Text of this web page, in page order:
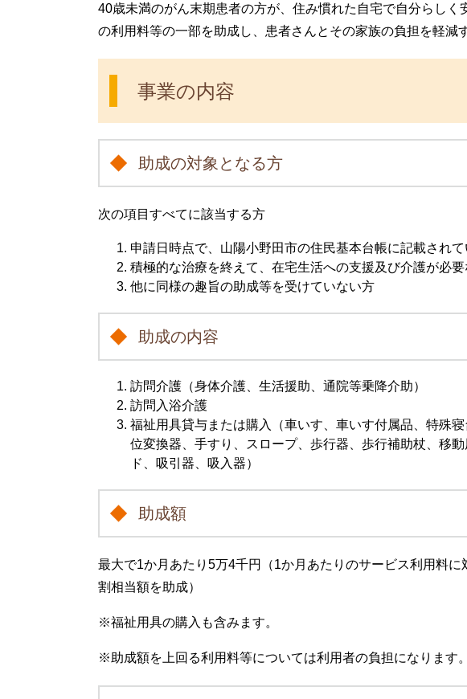
40歳未満のがん末期患者の方が、住み慣れた自宅で自分らしく
の利用料等の一部を助成し、患者さんとその家族の負担を軽減
事業の内容
助成の対象となる方
次の項目すべてに該当する方
申請日時点で、山陽小野田市の住民基本台帳に記載され
積極的な治療を終えて、在宅生活への支援及び介護が必
他に同様の趣旨の助成等を受けていない方
助成の内容
訪問介護（身体介護、生活援助、通院等乗降介助）
​訪問入浴介護
福祉用具貸与または購入（車いす、車いす付属品、特殊
位変換器、手すり、スロープ、歩行器、歩行補助杖、移
ド、吸引器、吸入器）
助成額
最大で1か月あたり5万4千円（1か月あたりのサービス利用料
割相当額を助成）
※福祉用具の購入も含みます。
※助成額を上回る利用料等については利用者の負担になります。